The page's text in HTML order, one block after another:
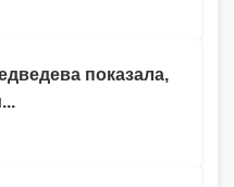
показала,